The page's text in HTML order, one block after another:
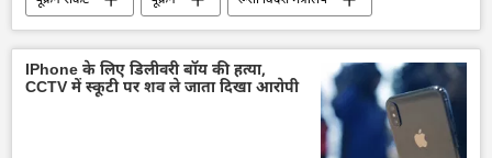
रूस
विशेष सैन्य अभियान
बहुध्रुवीय दुनिया
औपनिवेशिक शासन
प्रतिबंध
IPhone के लिए डिलीवरी बॉय की हत्या,
CCTV में स्कूटी पर शव ले जाता दिखा आरोपी